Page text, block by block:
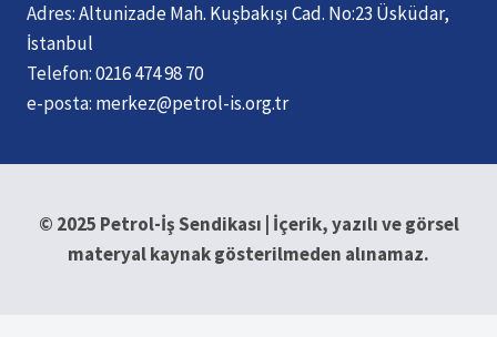
Adres:Altunizade Mah. Kuşbakışı Cad. No:23 Üsküdar,
İstanbul
Telefon:0216 474 98 70
e-posta: merkez@petrol-is.org.tr
© 2025 Petrol-İş Sendikası | İçerik, yazılı ve görsel
materyal kaynak gösterilmeden alınamaz.